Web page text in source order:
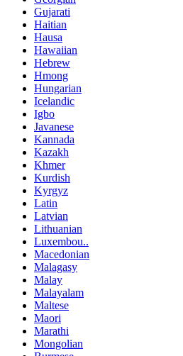
Gujarati
Haitian
Hausa
Hawaiian
Hebrew
Hmong
Hungarian
Icelandic
Igbo
Javanese
Kannada
Kazakh
Khmer
Kurdish
Kyrgyz
Latin
Latvian
Lithuanian
Luxembou..
Macedonian
Malagasy
Malay
Malayalam
Maltese
Maori
Marathi
Mongolian